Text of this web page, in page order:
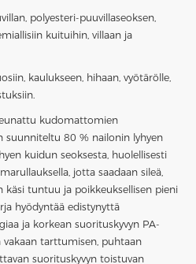
polyesteri-puuvillaseoksen,
kuituihin, villaan ja
kaulukseen, hihaan, vyötärölle,
kudomattomien
suunniteltu 80 % nailonin lyhyen
kuidun seoksesta, huolellisesti
jotta saadaan sileä,
käsi tuntuu ja poikkeuksellisen pieni
hyödyntää edistynyttä
ja korkean suorituskyvyn PA-
vakaan tarttumisen, puhtaan
suorituskyvyn toistuvan